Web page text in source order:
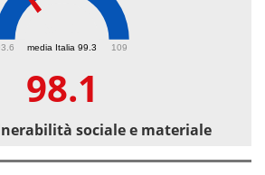
media Italia 99.3 109
98.1
sociale e materiale